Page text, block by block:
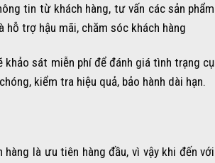
tin từ khách hàng, tư vấn các sản phẩm
hỗ trợ hậu mãi, chăm sóc khách hàng
sát miễn phí để đánh giá tình trạng cụ
kiểm tra hiệu quả, bảo hành dài hạn.
là ưu tiên hàng đầu, vì vậy khi đến với